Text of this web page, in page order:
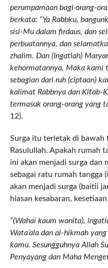
perumpamaan bagi orang-
berkata: “Ya Rabbku,
sisi-Mu dalam firdaus, dan
perbuatannya, dan
zhalim. Dan (Ingatlah)
kehormatannya, Maka kami
sebagian dari ruh (ciptaan)
kalimat Rabbnya dan Kitab-
termasuk orang-orang yang
12).
Surga itu terletak di bawah
Rasulullah. Apakah rumah
ini akan menjadi surga dan
sebagai ratu rumah tangga
akan menjadi surga (baitii
hiasan kesabaran,
“(Wahai kaum wanita),
Wata’ala dan al-hikmah
kamu. Sesungguhnya Allah
Penyayang dan Maha